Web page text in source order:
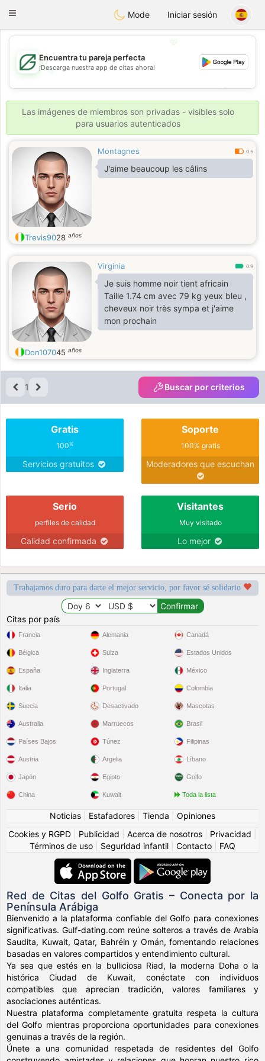
GulfDating
Toggle
Mode Iniciar sesión
💖
💕
💕
Encuentra tu pareja perfecta
¡Descarga nuestra app de citas ahora!
Las imágenes de miembros son privadas - visibles solo
para usuarios autenticados
Montagnes 0.5
J’aime beaucoup les câlins
Trevis9028 años
Virginia 0.9
Je suis homme noir tient africain
Taille 1.74 cm avec 79 kg yeux bleu ,
cheveux noir très sympa et j'aime
mon prochain
Don107045 años
1 Buscar por criterios
Gratis
100%
Servicios gratuitos
Soporte
100% gratis
Moderadores que escuchan
Serio
perfiles de calidad
Calidad confirmada
Visitantes
Muy visitado
Lo mejor
Trabajamos duro para darte el mejor servicio, por favor sé solidario
Citas por país
Francia
Bélgica
España
Italia
Suecia
Alemania
Suiza
Inglaterra
Portugal
Desactivado
Canadá
Estados Unidos
México
Colombia
Mascotas
Australia
Países Bajos
Austria
Japón
China
Marruecos
Túnez
Argelia
Egipto
Kuwait
Brasil
Filipinas
Líbano
Golfo
Toda la lista
Noticias Estafadores Tienda
Opiniones
Cookies y RGPD
Publicidad Acerca de nosotros Privacidad
Términos de uso
Seguridad infantil Contacto FAQ
Red de Citas del Golfo Gratis – Conecta por la
Península Arábiga
Bienvenido a la plataforma confiable del Golfo para conexiones
significativas. Gulf-dating.com reúne solteros a través de Arabia
Saudita, Kuwait, Qatar, Bahréin y Omán, fomentando relaciones
basadas en valores compartidos y entendimiento cultural.
Ya sea que estés en la bulliciosa Riad, la moderna Doha o la
histórica Ciudad de Kuwait, conéctate con individuos
compatibles que aprecian tradición, valores familiares y
asociaciones auténticas.
Nuestra plataforma completamente gratuita respeta la cultura
del Golfo mientras proporciona oportunidades para conexiones
genuinas a través de la región.
Únete a una comunidad respetada de residentes del Golfo